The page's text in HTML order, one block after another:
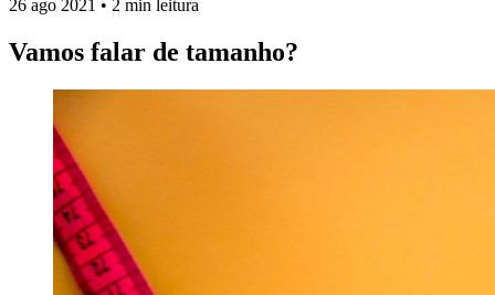
26 ago 2021 • 2 min leitura
Vamos falar de tamanho?